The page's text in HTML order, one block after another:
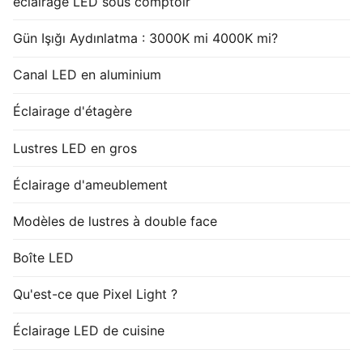
Gün Işığı Aydınlatma : 3000K mi 4000K mi?
Canal LED en aluminium
Éclairage d'étagère
Lustres LED en gros
Éclairage d'ameublement
Modèles de lustres à double face
Boîte LED
Qu'est-ce que Pixel Light ?
Éclairage LED de cuisine